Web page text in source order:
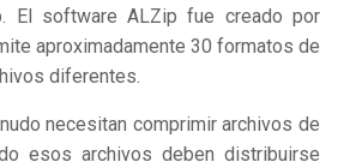
El software ALZip fue creado por
aproximadamente 30 formatos de
diferentes.
necesitan comprimir archivos de
esos archivos deben distribuirse